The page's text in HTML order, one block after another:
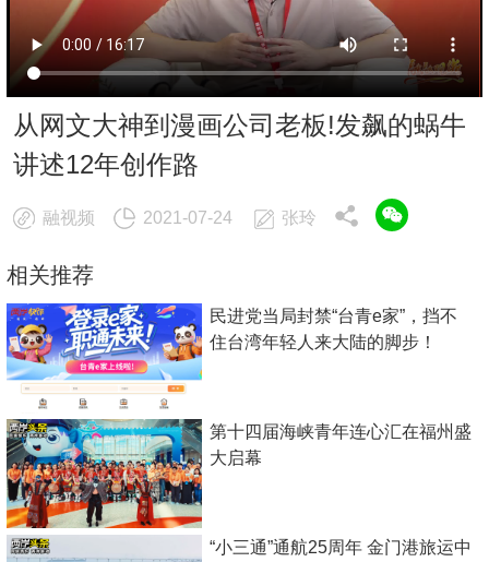
相关推荐
民进党当局封禁“台青e家”，挡不
住台湾年轻人来大陆的脚步！
第十四届海峡青年连心汇在福州盛
大启幕
“小三通”通航25周年 金门港旅运中
从网文大神到漫画公司老板!发飙的蜗牛
讲述12年创作路
融视频 2021-07-24 张玲